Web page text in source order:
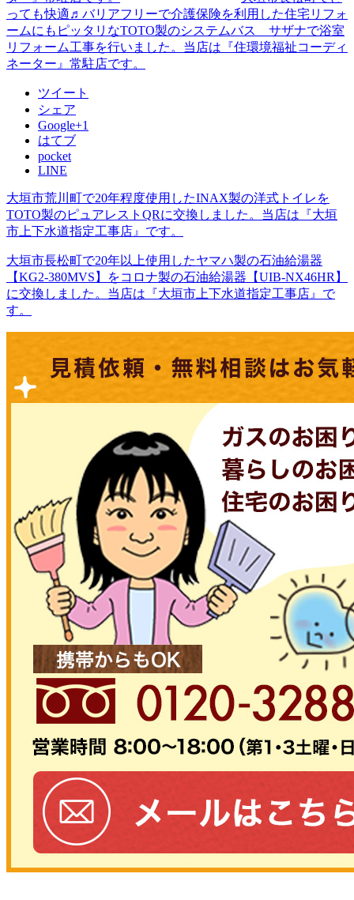
っても快適♬バリアフリーで介護保険を利用した住宅リフォ
ームにもピッタリなTOTO製のシステムバス サザナで浴室
リフォーム工事を行いました。当店は『住環境福祉コーディ
ネーター』常駐店です。
ツイート
シェア
Google+1
はてブ
pocket
LINE
大垣市荒川町で20年程度使用したINAX製の洋式トイレを
TOTO製のピュアレストQRに交換しました。当店は『大垣
市上下水道指定工事店』です。
大垣市長松町で20年以上使用したヤマハ製の石油給湯器
【KG2-380MVS】をコロナ製の石油給湯器【UIB-NX46HR】
に交換しました。当店は『大垣市上下水道指定工事店』で
す。